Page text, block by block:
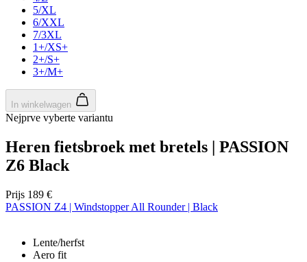
5/XL
6/XXL
7/3XL
1+/XS+
2+/S+
3+/M+
In winkelwagen
Nejprve vyberte variantu
Heren fietsbroek met bretels | PASSION
Z6 Black
Prijs 189 €
PASSION Z4 | Windstopper All Rounder | Black
Lente/herfst
Aero fit